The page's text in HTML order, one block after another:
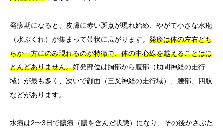
発疹期になると、皮膚に赤い斑点が現れ始め、やがて小さな水疱
（水ぶくれ）が集まって帯状に広がります。 発疹は体の左右どち
らか一方にのみ現れるのが特徴で、体の中心線を越えることはほ
とんどありません。好発部位は胸部から腹部（肋間神経の走行
域）が最も多く、次いで顔面（三叉神経の走行域）、腰部、四肢
などがあります。
水疱は2〜3日で膿疱（膿を含んだ状態）になり、その後かさぶた